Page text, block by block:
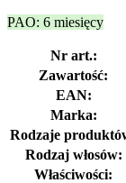
PAO: 6 miesięcy
Nr art.:
Zawartość:
EAN:
Marka:
Rodzaje
Rodzaj włosów:
Właściwości: